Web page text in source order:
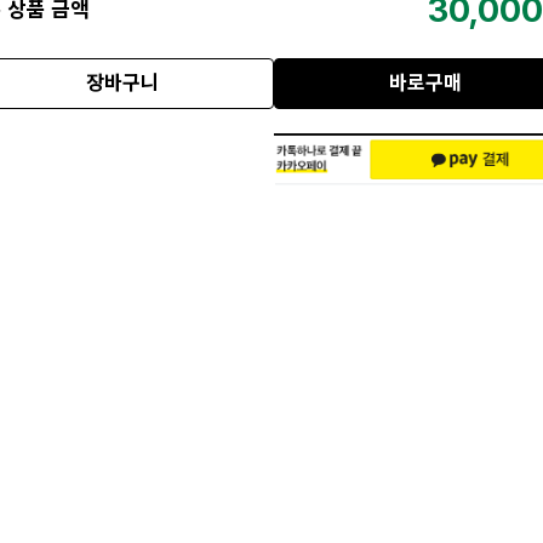
상품 금액 30,000
장바구니 바로구매